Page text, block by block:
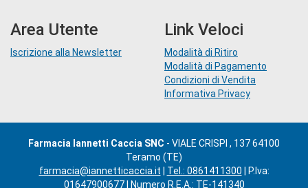
Area Utente
Iscrizione alla Newsletter
Link Veloci
Modalità di Ritiro
Modalità di Pagamento
Condizioni di Vendita
Informativa Privacy
Farmacia Iannetti Caccia SNC - VIALE CRISPI , 137 64100
Teramo (TE)
farmacia@iannetticaccia.it
Tel.: 0861411300 | P.Iva:
01647900677 | Numero R.E.A.: TE-141340